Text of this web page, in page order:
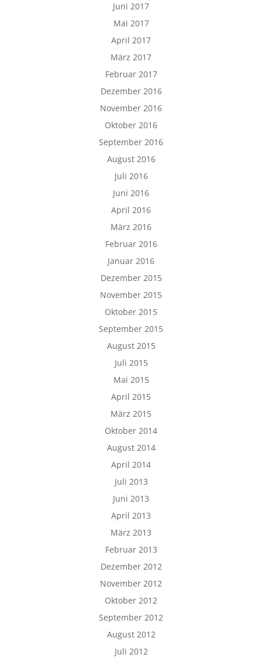
Juni 2017
Mai 2017
April 2017
März 2017
Februar 2017
Dezember 2016
November 2016
Oktober 2016
September 2016
August 2016
Juli 2016
Juni 2016
April 2016
März 2016
Februar 2016
Januar 2016
Dezember 2015
November 2015
Oktober 2015
September 2015
August 2015
Juli 2015
Mai 2015
April 2015
März 2015
Oktober 2014
August 2014
April 2014
Juli 2013
Juni 2013
April 2013
März 2013
Februar 2013
Dezember 2012
November 2012
Oktober 2012
September 2012
August 2012
Juli 2012